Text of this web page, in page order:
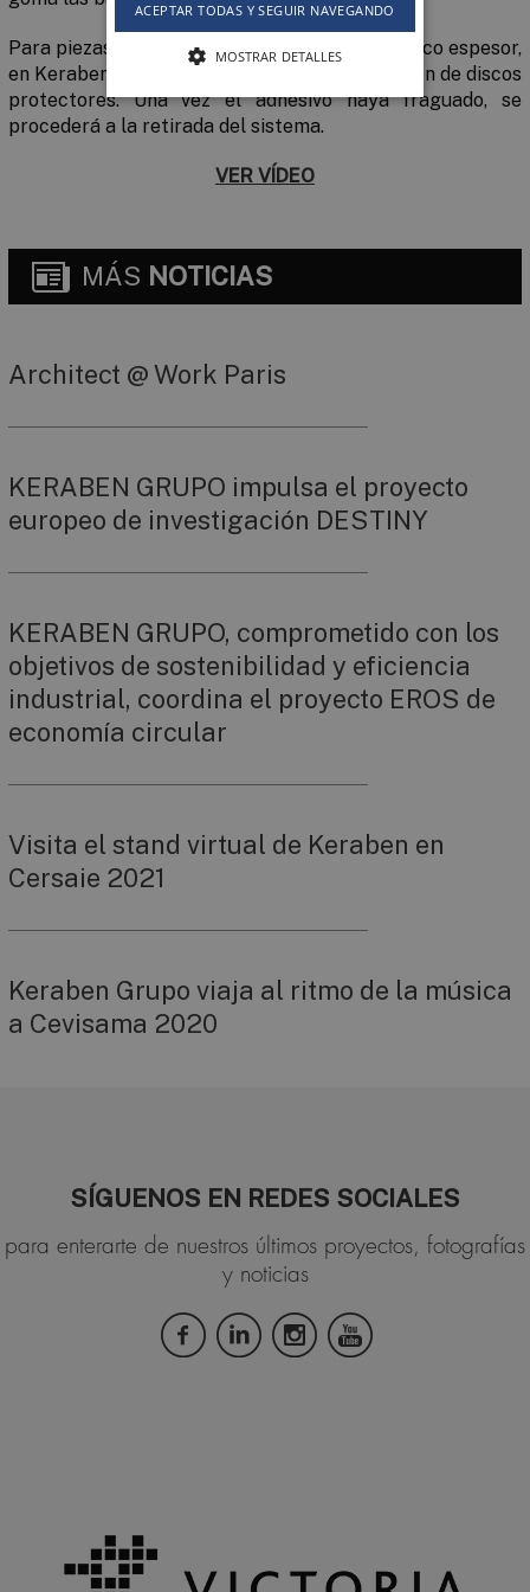
Para piezas de revestimientos porosas o de poco espesor,
en Keraben Grupo recomendamos la instalación de discos
protectores. Una vez el adhesivo haya fraguado, se
procederá a la retirada del sistema.
VER VÍDEO
MÁS NOTICIAS
Architect @ Work Paris
KERABEN GRUPO impulsa el proyecto
europeo de investigación DESTINY
KERABEN GRUPO, comprometido con los
objetivos de sostenibilidad y eficiencia
industrial, coordina el proyecto EROS de
economía circular
Visita el stand virtual de Keraben en
Cersaie 2021
Keraben Grupo viaja al ritmo de la música
a Cevisama 2020
SÍGUENOS EN REDES SOCIALES
para enterarte de nuestros últimos proyectos, fotografías
y noticias
ACEPTAR TODAS Y SEGUIR NAVEGANDO
MOSTRAR DETALLES